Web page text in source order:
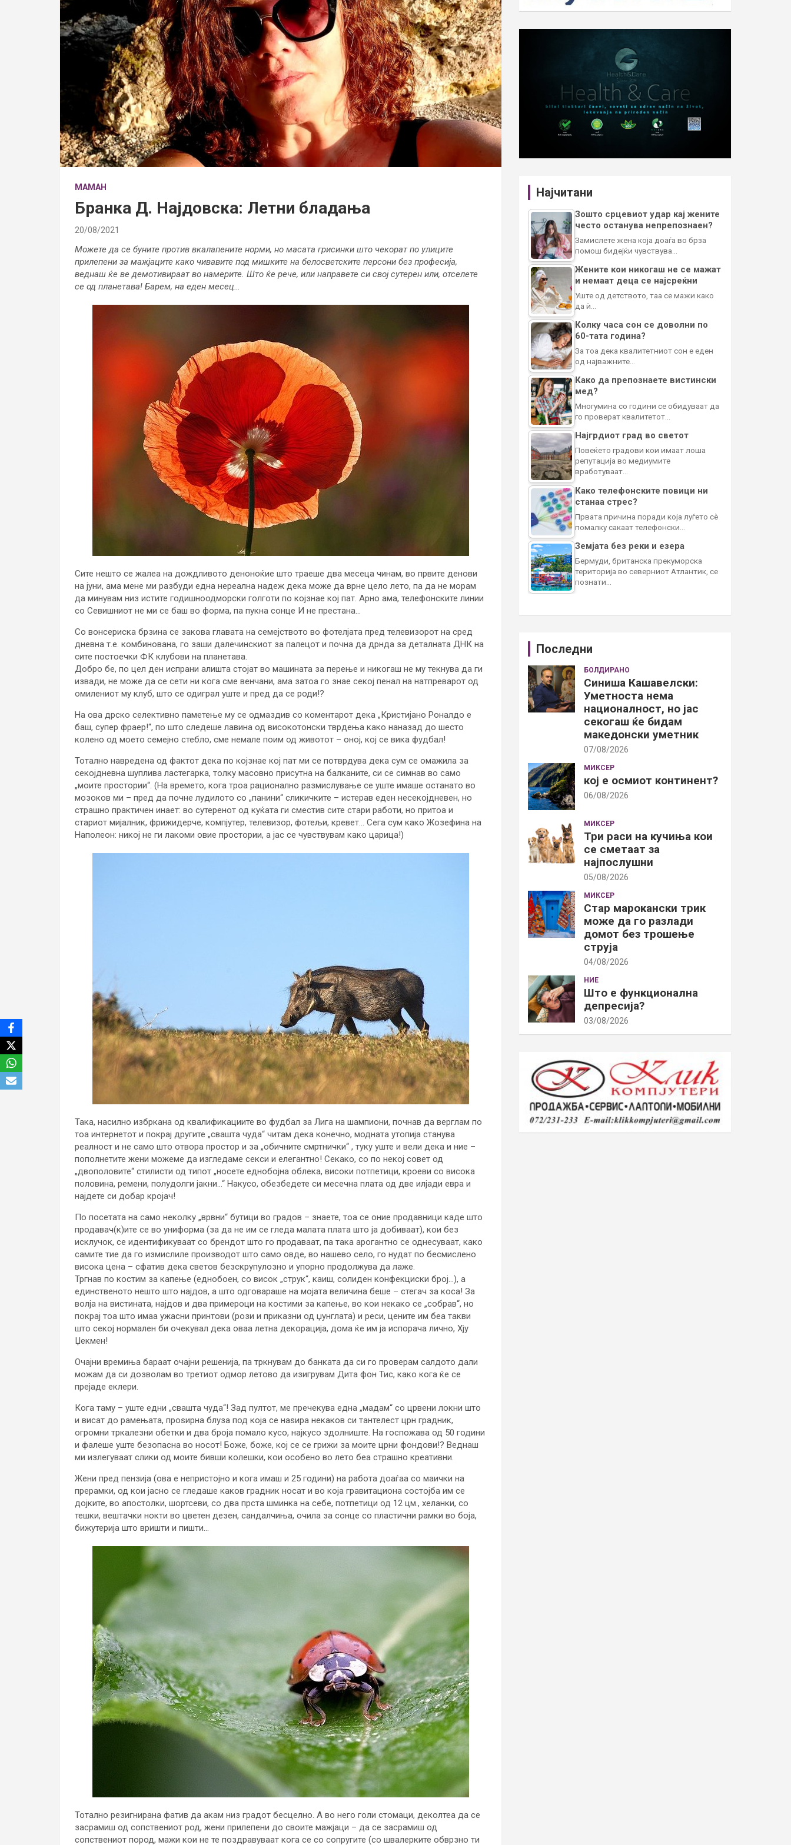
МАМАН
Бранка Д. Најдовска: Летни бладања
20/08/2021
Можете да се буните против вкалапените норми, но масата грисинки што чекорат по улиците
прилепени за мажјаците како чивавите под мишките на белосветските персони без професија,
веднаш ќе ве демотивираат во намерите. Што ќе рече, или направете си свој сутерен или, отселете
се од планетава! Барем, на еден месец…
Сите нешто се жалеа на дождливото деноноќие што траеше два месеца чинам, во првите денови
на јуни, ама мене ми разбуди една нереална надеж дека може да врне цело лето, па да не морам
да минувам низ истите годишноодморски голготи по којзнае кој пат. Арно ама, телефонските линии
со Севишниот не ми се баш во форма, па пукна сонце И не престана…
Со вонсериска брзина се закова главата на семејството во фотелјата пред телевизорот на сред
дневна т.е. комбинована, го заши далечинскиот за палецот и почна да дрнда за деталната ДНК на
сите постоечки ФК клубови на планетава.
Добро бе, по цел ден испрани алишта стојат во машината за перење и никогаш не му текнува да ги
извади, не може да се сети ни кога сме венчани, ама затоа го знае секој пенал на натпреварот од
омилениот му клуб, што се одиграл уште и пред да се роди!?
На ова дрско селективно паметење му се одмаздив со коментарот дека „Кристијано Роналдо е
баш, супер фраер!“, по што следеше лавина од високотонски тврдења како наназад до шесто
колено од моето семејно стебло, сме немале поим од животот – оној, кој се вика фудбал!
Тотално навредена од фактот дека по којзнае кој пат ми се потврдува дека сум се омажила за
секојдневна шуплива ластегарка, толку масовно присутна на балканите, си се симнав во само
„моите простории“. (На времето, кога троа рационално размислување се уште имаше останато во
мозоков ми – пред да почне лудилото со „панини“ сликичките – истерав еден несекојдневен, но
страшно практичен инает: во сутеренот од куќата ги сместив сите стари работи, но притоа и
стариот мијалник, фрижидерче, компјутер, телевизор, фотељи, кревет… Сега сум како Жозефина на
Наполеон: никој не ги лакоми овие простории, а јас се чувствувам како царица!)
Така, насилно избркана од квалификациите во фудбал за Лига на шампиони, почнав да верглам по
тоа интернетот и покрај другите „свашта чуда“ читам дека конечно, модната утопија станува
реалност и не само што отвора простор и за „обичните смртнички“ , туку уште и вели дека и ние –
пополнетите жени можеме да изгледаме секси и елегантно! Секако, со по некој совет од
„двополовите“ стилисти од типот „носете еднобојна облека, високи потпетици, кроеви со висока
половина, ремени, полудолги јакни…“ Накусо, обезбедете си месечна плата од две илјади евра и
најдете си добар кројач!
По посетата на само неколку „врвни“ бутици во градов – знаете, тоа се оние продавници каде што
продавач(к)ите се во униформа (за да не им се гледа малата плата што ја добиваат), кои без
исклучок, се идентификуваат со брендот што го продаваат, па така арогантно се однесуваат, како
самите тие да го измислиле производот што само овде, во нашево село, го нудат по бесмислено
висока цена – сфатив дека светов безскрупулозно и упорно продолжува да лаже.
Тргнав по костим за капење (еднобоен, со висок „струк“, каиш, солиден конфекциски број…), а
единственото нешто што најдов, а што одговараше на мојата величина беше – стегач за коса! За
волја на вистината, најдов и два примероци на костими за капење, во кои некако се „собрав“, но
покрај тоа што имаа ужасни принтови (рози и приказни од џунглата) и реси, цените им беа такви
што секој нормален би очекувал дека оваа летна декорација, дома ќе им ја испорача лично, Хју
Џекмен!
Очајни времиња бараат очајни решенија, па тркнувам до банката да си го проверам салдото дали
можам да си дозволам во третиот одмор летово да изигрувам Дита фон Тис, како кога ќе се
прејаде еклери.
Кога таму – уште едни „свашта чуда“! Зад пултот, ме пречекува една „мадам“ со црвени локни што
и висат до рамењата, проѕирна блуза под која се наѕира некаков си тантелест црн градник,
огромни тркалезни обетки и два броја помало кусо, најкусо здолниште. На госпожава од 50 години
и фалеше уште безопасна во носот! Боже, боже, кој се се грижи за моите црни фондови!? Веднаш
ми излегуваат слики од моите бивши колешки, кои особено во лето беа страшно креативни.
Жени пред пензија (ова е непристојно и кога имаш и 25 години) на работа доаѓаа со маички на
прерамки, од кои јасно се гледаше каков градник носат и во која гравитациона состојба им се
дојките, во апостолки, шортсеви, со два прста шминка на себе, потпетици од 12 цм., хеланки, со
тешки, вештачки нокти во цветен дезен, сандалчиња, очила за сонце со пластични рамки во боја,
бижутерија што вришти и пишти…
Тотално резигнирана фатив да акам низ градот бесцелно. А во него голи стомаци, деколтеа да се
засрамиш од сопствениот род, жени прилепени до своите мажјаци – да се засрамиш од
сопствениот пород, мажи кои не те поздравуваат кога се со сопругите (со швалерките обврзно ти
Најчитани
Зошто срцевиот удар кај жените
често останува непрепознаен?
Замислете жена која доаѓа во брза
помош бидејќи чувствува…
Жените кои никогаш не се мажат
и немаат деца се најсреќни
Уште од детството, таа се мажи како
да ѝ…
Колку часа сон се доволни по
60-тата година?
За тоа дека квалитетниот сон е еден
од најважните…
Како да препознаете вистински
мед?
Многумина со години се обидуваат да
го проверат квалитетот…
Најгрдиот град во светот
Повеќето градови кои имаат лоша
репутација во медиумите
вработуваат…
Како телефонските повици ни
станаа стрес?
Првата причина поради која луѓето сè
помалку сакаат телефонски…
Земјата без реки и езера
Бермуди, британска прекуморска
територија во северниот Атлантик, се
познати…
Последни
БОЛДИРАНО
Синиша Кашавелски:
Уметноста нема
националност, но јас
секогаш ќе бидам
македонски уметник
07/08/2026
МИКСЕР
кој е осмиот континент?
06/08/2026
МИКСЕР
Три раси на кучиња кои
се сметаат за
најпослушни
05/08/2026
МИКСЕР
Стар марокански трик
може да го разлади
домот без трошење
струја
04/08/2026
НИЕ
Што е функционална
депресија?
03/08/2026